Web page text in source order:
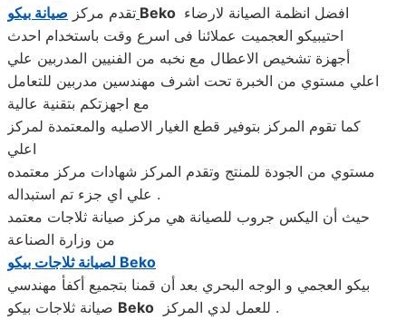
تقدم مركز Beko
احتيبيكو العجميت عملائنا فى اسرع وقت باستخدام احدث
أجهزة تشخيص الاعطال مع نخبه من الفنيين المدربين علي
اعلي مستوي من الخبرة تحت اشرف مهندسين مدربين للتعامل
مع اجهزتكم بتقنية عالية
كما تقوم المركز بتوفير قطع الغيار الاصليه والمعتمدة لمركز
اعلي
مستوي من الجودة للمنتج وتقدم المركز شهادات مركز معتمده
علي اي جزء تم استبداله .
حيث أن اليكس جروب للصيانة هي مركز صيانة ثلاجات معتمد
من وزارة الصناعة
Beko
بيكو العجمي و الوجه البحري بعد أن قمنا بتجميع أكفأ مهندسي
Beko
للعمل لدي المركز .